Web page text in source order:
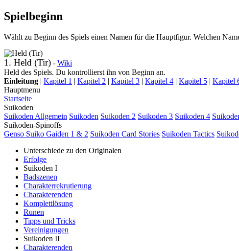
Spielbeginn
Wählt zu Beginn des Spiels einen Namen für die Hauptfigur. Welchen
1. Held (Tir) - Wiki
Held des Spiels. Du kontrollierst ihn von Beginn an.
Einleitung | Kapitel 1 | Kapitel 2 | Kapitel 3 | Kapitel 4 | Kapitel 5 | Kapitel
Hauptmenu
Startseite
Suikoden
Suikoden Allgemein Suikoden Suikoden 2 Suikoden 3 Suikoden 4
Suikoden-Spinoffs
Genso Suiko Gaiden 1 & 2 Suikoden Card Stories Suikoden Tactics
Unterschiede zu den Originalen
Erfolge
Suikoden I
Badszenen
Charakterrekrutierung
Charakterenden
Komplettlösung
Runen
Tipps und Tricks
Vereinigungen
Suikoden II
Charakterenden